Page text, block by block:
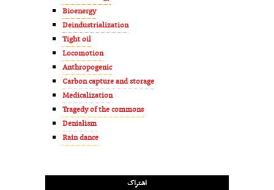
Bioenergy
Deindustrialization
Tight oil
Locomotion
Anthropogenic
Carbon capture and storage
Medicalization
Tragedy of the commons
Denialism
Rain dance
اشتراک